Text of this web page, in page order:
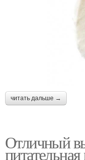
читать дальше →
Отличный